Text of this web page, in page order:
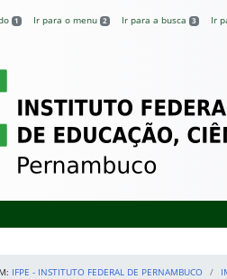
1 Ir para o menu 2 Ir para a busca 3 Ir
– Instituto
IFPE - INSTITUTO FEDERAL DE PERNAMBUCO